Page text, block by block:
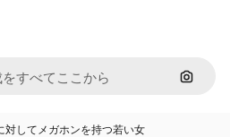
画像で
対してメガホンを持つ若い女